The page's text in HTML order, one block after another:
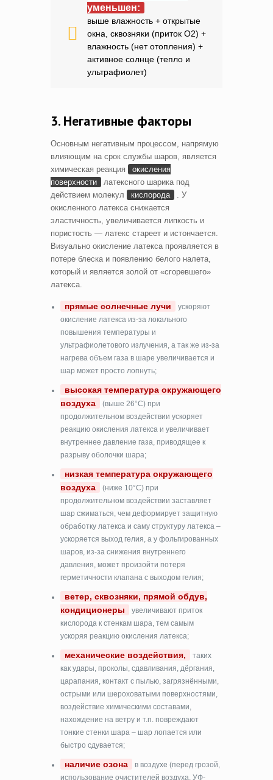
уменьшен:
выше влажность + открытые
окна, сквозняки (приток O2) +
влажность (нет отопления) +
активное солнце (тепло и
ультрафиолет)
3. Негативные факторы
Основным негативным процессом, напрямую
влияющим на срок службы шаров, является
химическая реакция
окисления
поверхности
латексного шарика под
действием молекул
кислорода
. У
окисленного латекса снижается
эластичность, увеличивается липкость и
пористость — латекс стареет и истончается.
Визуально окисление латекса проявляется в
потере блеска и появлению белого налета,
который и является золой от «сгоревшего»
латекса.
прямые солнечные лучи
ускоряют
окисление латекса из-за локального
повышения температуры и
ультрафиолетового излучения, а так же из-за
нагрева объем газа в шаре увеличивается и
шар может просто лопнуть;
высокая температура окружающего
воздуха
(выше 26°C) при
продолжительном воздействии ускоряет
реакцию окисления латекса и увеличивает
внутреннее давление газа, приводящее к
разрыву оболочки шара;
низкая температура окружающего
воздуха
(ниже 10°C) при
продолжительном воздействии заставляет
шар сжиматься, чем деформирует защитную
обработку латекса и саму структуру латекса –
ускоряется выход гелия, а у фольгированных
шаров, из-за снижения внутреннего
давления, может произойти потеря
герметичности клапана с выходом гелия;
ветер, сквозняки, прямой обдув,
кондиционеры
увеличивают приток
кислорода к стенкам шара, тем самым
ускоряя реакцию окисления латекса;
механические воздействия,
таких
как удары, проколы, сдавливания, дёргания,
царапания, контакт с пылью, загрязнёнными,
острыми или шероховатыми поверхностями,
воздействие химическими составами,
нахождение на ветру и т.п. повреждают
тонкие стенки шара – шар лопается или
быстро сдувается;
наличие озона
в воздухе (перед грозой,
использование очистителей воздуха, УФ-